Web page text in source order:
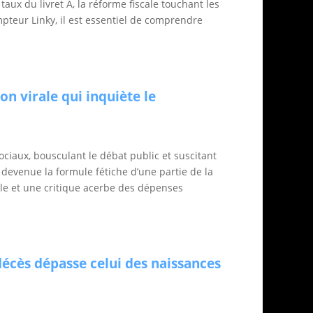
du livret A, la réforme fiscale touchant les
Linky, il est essentiel de comprendre
virale qui inquiète le
bousculant le débat public et suscitant
la formule fétiche d’une partie de la
et une critique acerbe des dépenses
dépasse celui des naissances